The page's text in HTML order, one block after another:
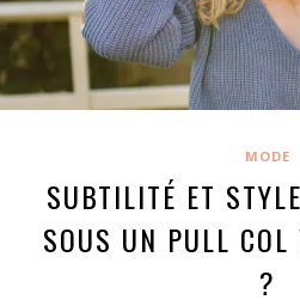
MODE
SUBTILITÉ ET
SOUS UN PULL
?